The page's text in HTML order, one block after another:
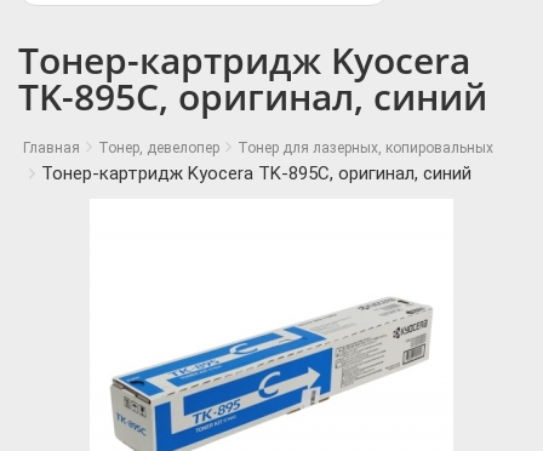
Тонер-картридж Kyoсera
TK-895C, оригинал, синий
Главная Тонер, девелопер Тонер для лазерных, копировальных
Тонер-картридж Kyoсera TK-895C, оригинал, синий